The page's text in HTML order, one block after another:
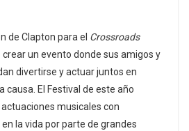
de Clapton para el Crossroads
crear un evento donde sus amigos y
divertirse y actuar juntos en
causa. El Festival de este año
musicales con
la vida por parte de grandes